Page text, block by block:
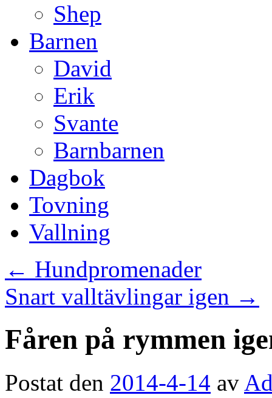
Shep
Barnen
David
Erik
Svante
Barnbarnen
Dagbok
Tovning
Vallning
← Hundpromenader
Snart valltävlingar igen →
Fåren på rymmen
Postat den 2014-4-14 av